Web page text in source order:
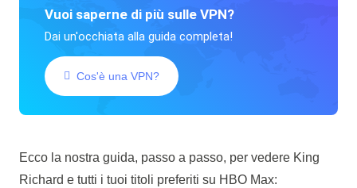
Vuoi saperne di più sulle VPN?
Dai un'occhiata alla guida completa!
Cos'è una VPN?
Ecco la nostra guida, passo a passo, per vedere King
Richard e tutti i tuoi titoli preferiti su HBO Max: